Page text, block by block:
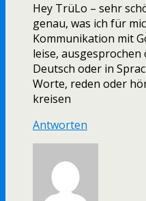
Hey TrüLo – sehr
genau, was ich für
Kommunikation mit
leise,
Deutsch oder in
Worte, reden oder
kreisen
Antworten